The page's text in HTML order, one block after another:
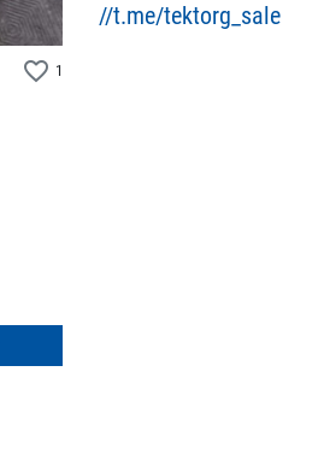
favorite_border 1
//t.me/tektorg_sale